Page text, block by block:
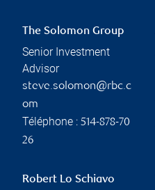
The Solomon Group
Senior Investment
Advisor
steve.solomon@rbc.c
om
Téléphone : 514-878-70
26
Robert Lo Schiavo